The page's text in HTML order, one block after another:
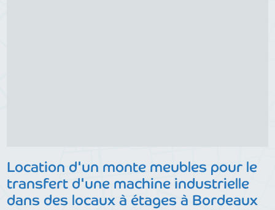
Location d'un monte meubles pour le
transfert d'une machine industrielle
dans des locaux à étages à Bordeaux